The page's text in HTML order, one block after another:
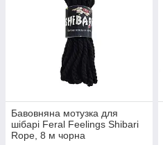
Бавовняна мотузка для
шібарі Feral Feelings Shibari
Rope, 8 м чорна